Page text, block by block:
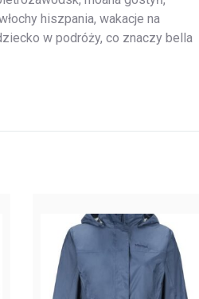
hiszpania, wakacje na
w podróży, co znaczy bella